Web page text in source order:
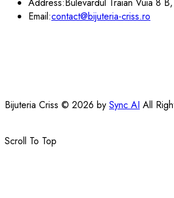
Address:Bulevardul Traian Vuia 8
Email:contact@bijuteria-criss.ro
Bijuteria Criss © 2026 by Sync AI All
Scroll To Top